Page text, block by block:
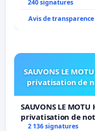
240 signatures
Avis de transparence
SAUVONS LE
privatisation de
SAUVONS LE MOTU
privatisation de
2 136 signatures